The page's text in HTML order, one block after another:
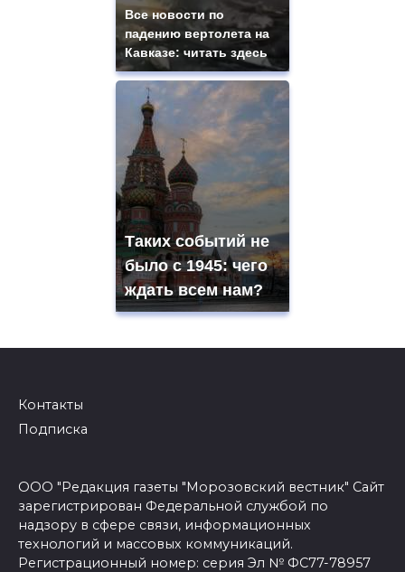
Все новости по
падению вертолета на
Кавказе: читать здесь
Таких событий не
было с 1945: чего
ждать всем нам?
Контакты
Подписка
ООО "Редакция газеты "Морозовский вестник" Сайт
зарегистрирован Федеральной службой по
надзору в сфере связи, информационных
технологий и массовых коммуникаций.
Регистрационный номер: серия Эл № ФС77-78957